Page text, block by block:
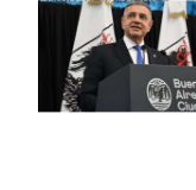
anarquistas"